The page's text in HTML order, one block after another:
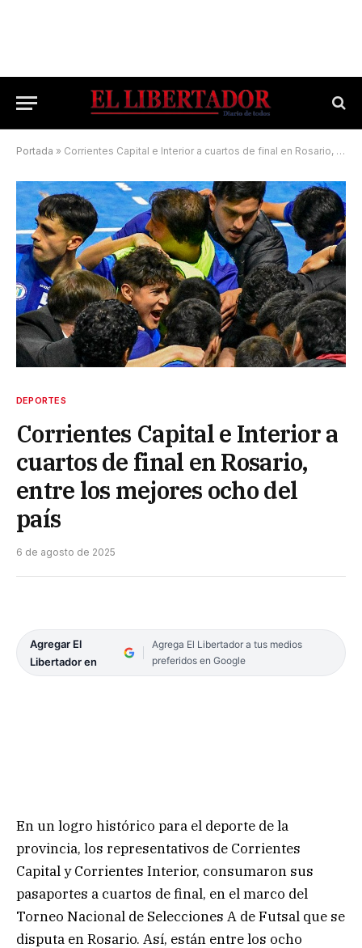
Portada » Corrientes Capital e Interior a cuartos de final en Rosario, entre los mejores ocho del país
DEPORTES
Corrientes Capital e Interior a
cuartos de final en Rosario,
entre los mejores ocho del
país
6 de agosto de 2025
Agregar El
Libertador en
Agrega El Libertador a tus medios
preferidos en Google
En un logro histórico para el deporte de la
provincia, los representativos de Corrientes
Capital y Corrientes Interior, consumaron sus
pasaportes a cuartos de final, en el marco del
Torneo Nacional de Selecciones A de Futsal que se
disputa en Rosario. Así, están entre los ocho